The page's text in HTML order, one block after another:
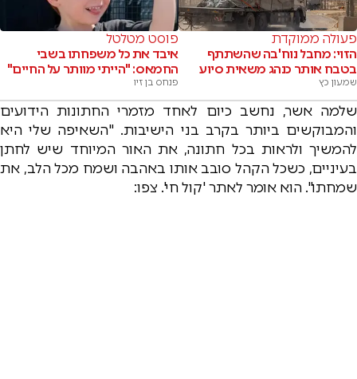
פעולה ממוקדת
הזוי: מחבל נוח'בה שהשתתף
בטבח אותר כנהג משאית סיוע
שמעון כץ
פוסט מטלטל
איבד את כל משפחתו בשבי
החמאס: "הייתי מוותר על החיים"
פנחס בן זיו
שלמה אשר, נחשב כיום לאחד מזמרי החתונות הידועים
והמבוקשים ביותר בקרב בני הישיבות. "השאיפה שלי היא
להמשיך ולראות בכל חתונה, את האור המיוחד שיש לחתן
בעיניים, כשכל הקהל סובב אותו באהבה ושמח מכל הלב, את
שמחתו". הוא אומר לאתר 'קול חי'. צפו: